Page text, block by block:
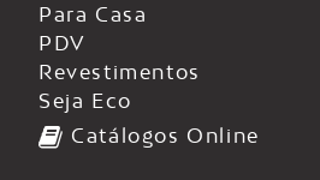
Para Casa
PDV
Revestimentos
Seja Eco
Catálogos Online